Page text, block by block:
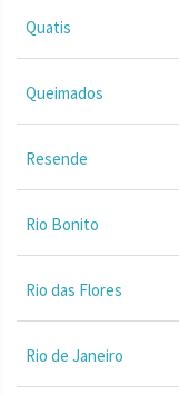
Quatis
Queimados
Resende
Rio Bonito
Rio das Flores
Rio de Janeiro